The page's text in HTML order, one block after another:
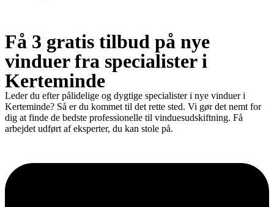
Få 3 gratis tilbud på nye
vinduer fra specialister i
Kerteminde
Leder du efter pålidelige og dygtige specialister i nye vinduer i
Kerteminde? Så er du kommet til det rette sted. Vi gør det nemt for
dig at finde de bedste professionelle til vinduesudskiftning. Få
arbejdet udført af eksperter, du kan stole på.